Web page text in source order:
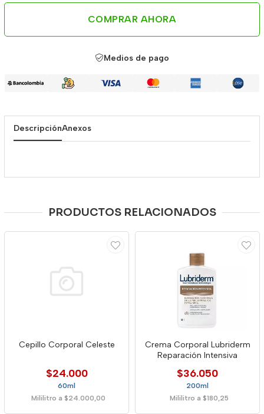
COMPRAR AHORA
Medios de pago
DescripciónAnexos
PRODUCTOS RELACIONADOS
Cepillo Corporal Celeste
$24.000
60ml
Mililitro a $24.000,00
Crema Corporal Lubriderm
Reparación Intensiva
$36.050
200ml
Mililitro a $180,25